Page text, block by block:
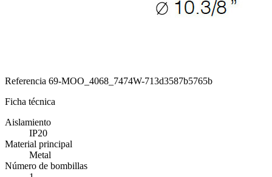
Referencia 69-MOO_4068_7474W-713d3587b5765b
Ficha técnica
Aislamiento
IP20
Material principal
Metal
Número de bombillas